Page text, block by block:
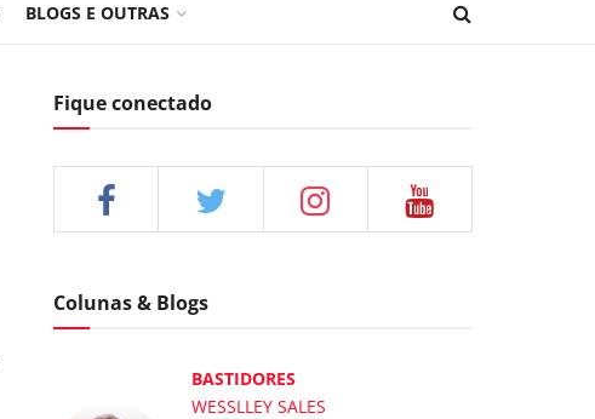
BLOGS E OUTRAS
Fique conectado
Colunas & Blogs
BASTIDORES
WESSLLEY SALES